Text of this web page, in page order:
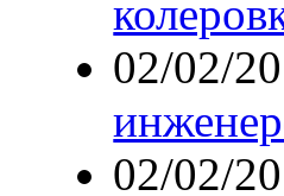
02/02/
02/02/